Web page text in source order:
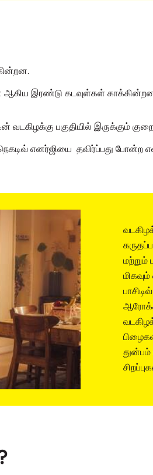
இரண்டு கடவுள்கள்
பகுதியில் இருக்கும்
எனர்ஜியை தவிர்ப்பது போன்ற
மற்றும்
துன்பம்